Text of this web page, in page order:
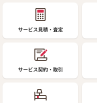
サービス見積・査定
サービス契約・取引